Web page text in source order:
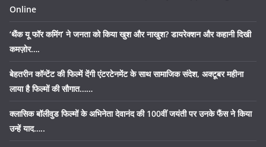
Online
‘थैंक यू फॉर कमिंग’ ने जनता को किया खुश और नाखुश? डायरेक्शन और कहानी दिखी
कमज़ोर….
बेहतरीन कॉन्टेंट की फिल्में देंगी एंटरटेनमेंट के साथ सामाजिक संदेश, अक्टूबर महीना
लाया है फिल्मों की सौगात……
क्लासिक बॉलीवुड फिल्मों के अभिनेता देवानंद की 100वीं जयंती पर उनके फैंस ने किया
उन्हें याद…..